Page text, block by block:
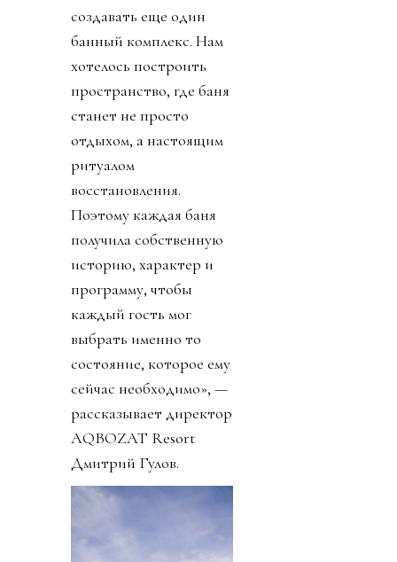
создавать еще один
банный комплекс. Нам
хотелось построить
пространство, где баня
станет не просто
отдыхом, а настоящим
ритуалом
восстановления.
Поэтому каждая баня
получила собственную
историю, характер и
программу, чтобы
каждый гость мог
выбрать именно то
состояние, которое ему
сейчас необходимо», —
рассказывает директор
AQBOZAT Resort
Дмитрий Гулов.